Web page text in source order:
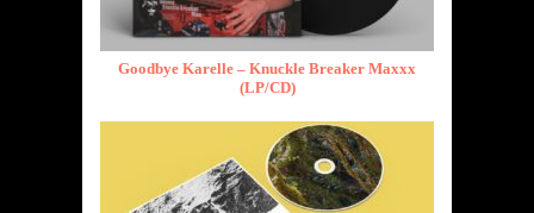
Goodbye Karelle – Knuckle Breaker Maxxx
(LP/CD)